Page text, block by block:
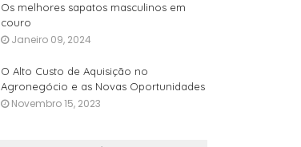
Os melhores sapatos masculinos em
couro
Janeiro 09, 2024
O Alto Custo de Aquisição no
Agronegócio e as Novas Oportunidades
Novembro 15, 2023